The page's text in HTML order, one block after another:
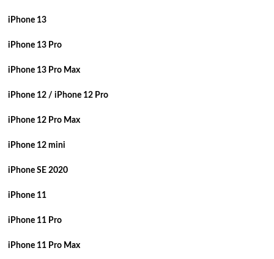
iPhone 13
iPhone 13 Pro
iPhone 13 Pro Max
iPhone 12 / iPhone 12 Pro
iPhone 12 Pro Max
iPhone 12 mini
iPhone SE 2020
iPhone 11
iPhone 11 Pro
iPhone 11 Pro Max